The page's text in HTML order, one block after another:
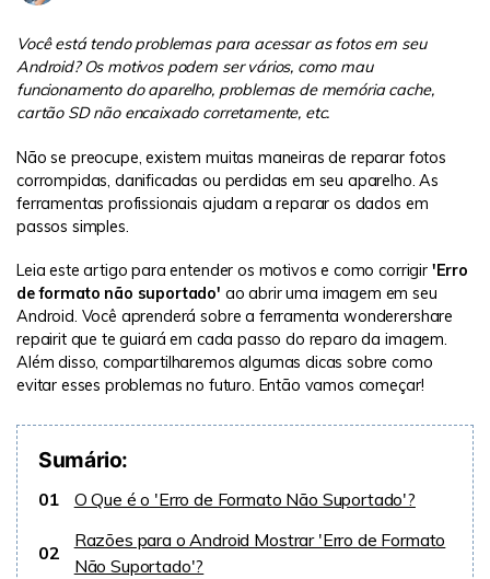
Você está tendo problemas para acessar as fotos em seu
Android? Os motivos podem ser vários, como mau
funcionamento do aparelho, problemas de memória cache,
cartão SD não encaixado corretamente, etc.
Não se preocupe, existem muitas maneiras de reparar fotos
corrompidas, danificadas ou perdidas em seu aparelho. As
ferramentas profissionais ajudam a reparar os dados em
passos simples.
Leia este artigo para entender os motivos e como corrigir 'Erro
de formato não suportado' ao abrir uma imagem em seu
Android. Você aprenderá sobre a ferramenta wonderershare
repairit que te guiará em cada passo do reparo da imagem.
Além disso, compartilharemos algumas dicas sobre como
evitar esses problemas no futuro. Então vamos começar!
Sumário:
01 O Que é o 'Erro de Formato Não Suportado'?
02
Razões para o Android Mostrar 'Erro de Formato
Não Suportado'?